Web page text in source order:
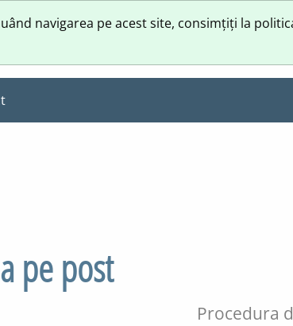
navigarea pe acest site, consimțiți la
pe post
Procedura